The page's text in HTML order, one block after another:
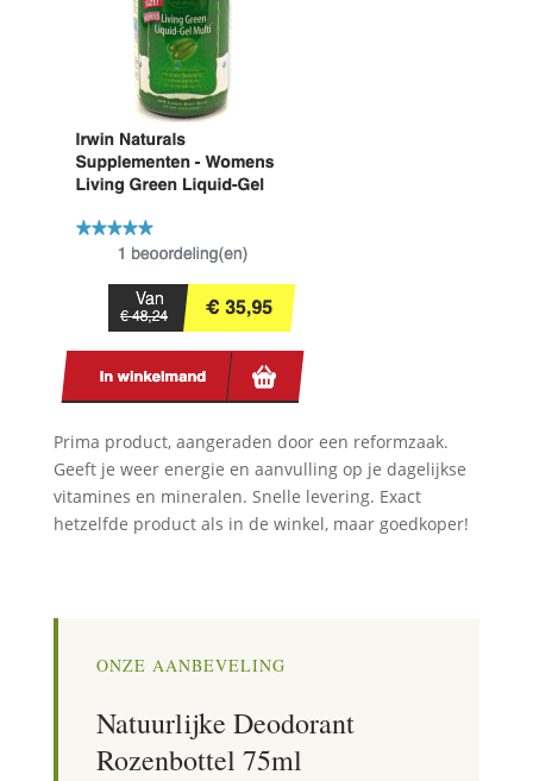
Prima product, aangeraden door een reformzaak.
Geeft je weer energie en aanvulling op je dagelijkse
vitamines en mineralen. Snelle levering. Exact
hetzelfde product als in de winkel, maar goedkoper!
ONZE AANBEVELING
Natuurlijke Deodorant
Rozenbottel 75ml